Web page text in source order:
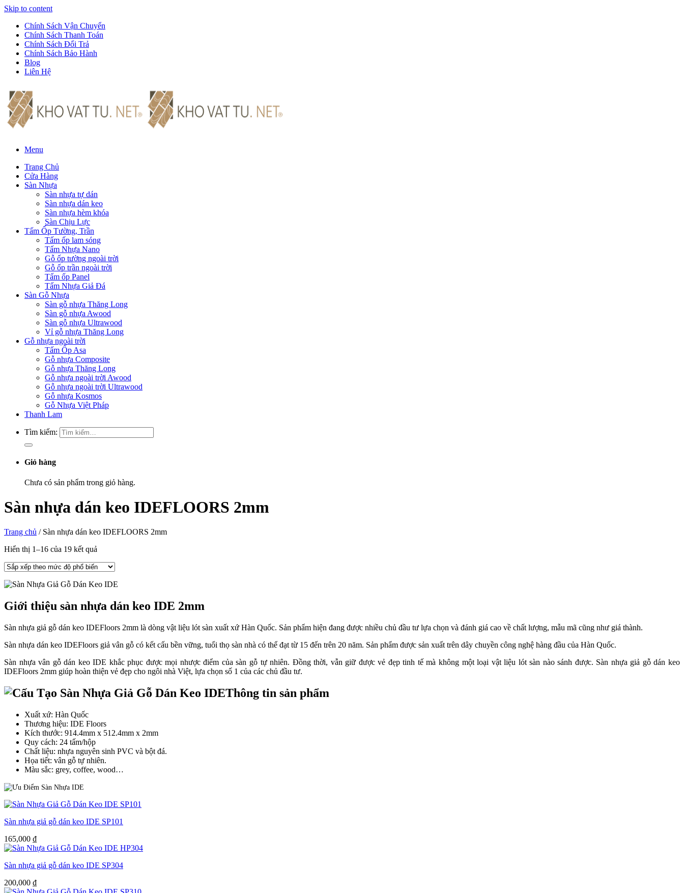
Skip to content
Chính Sách Vận Chuyển
Chính Sách Thanh Toán
Chính Sách Đổi Trả
Chính Sách Bảo Hành
Blog
Liên Hệ
Menu
Trang Chủ
Cửa Hàng
Sàn Nhựa
Sàn nhựa tự dán
Sàn nhựa dán keo
Sàn nhựa hèm khóa
Sàn Chịu Lực
Tấm Ốp Tường, Trần
Tấm ốp lam sóng
Tấm Nhựa Nano
Gỗ ốp tường ngoài trời
Gỗ ốp trần ngoài trời
Tấm ốp Panel
Tấm Nhựa Giả Đá
Sàn Gỗ Nhựa
Sàn gỗ nhựa Thăng Long
Sàn gỗ nhựa Awood
Sàn gỗ nhựa Ultrawood
Vỉ gỗ nhựa Thăng Long
Gỗ nhựa ngoài trời
Tấm Ốp Asa
Gỗ nhựa Composite
Gỗ nhựa Thăng Long
Gỗ nhựa ngoài trời Awood
Gỗ nhựa ngoài trời Ultrawood
Gỗ nhựa Kosmos
Gỗ Nhựa Việt Pháp
Thanh Lam
Tìm kiếm:
Giỏ hàng
Chưa có sản phẩm trong giỏ hàng.
Sàn nhựa dán keo IDEFLOORS 2mm
Trang chủ /Sàn nhựa dán keo IDEFLOORS 2mm
Hiển thị 1–16 của 19 kết quả
Giới thiệu sàn nhựa dán keo IDE 2mm
Sàn nhựa giả gỗ dán keo IDEFloors 2mm là dòng vật liệu lót sàn xuất xứ Hàn Quốc. Sản phẩm hiện đang được nhiều chủ đầu tư lựa chọn và đánh giá cao về chất lượng, mẫu mã cũng như giá thành.
Sàn nhựa dán keo IDEFloors giả vân gỗ có kết cấu bền vững, tuổi thọ sàn nhà có thể đạt từ 15 đến trên 20 năm. Sản phẩm được sản xuất trên dây chuyền công nghệ hàng đầu của Hàn Quốc.
Sàn nhựa vân gỗ dán keo IDE khắc phục được mọi nhược điểm của sàn gỗ tự nhiên. Đồng thời, vẫn giữ được vẻ đẹp tinh tế mà không một loại vật liệu lót sàn nào sánh được. Sàn nhựa giả gỗ dán keo
IDEFloors 2mm giúp hoàn thiện vẻ đẹp cho ngôi nhà Việt, lựa chọn số 1 của các chủ đầu tư.
Thông tin sản phẩm
Xuất xứ: Hàn Quốc
Thương hiệu: IDE Floors
Kích thước: 914.4mm x 512.4mm x 2mm
Quy cách: 24 tấm/hộp
Chất liệu: nhựa nguyên sinh PVC và bột đá.
Họa tiết: vân gỗ tự nhiên.
Màu sắc: grey, coffee, wood…
Sàn nhựa giả gỗ dán keo IDE SP101
165,000 ₫
Sàn nhựa giả gỗ dán keo IDE SP304
200,000 ₫